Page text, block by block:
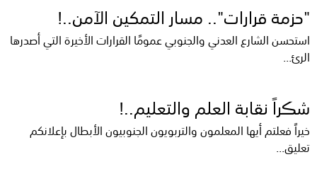
"حزمة قرارات".. مسار التمكين الآمن..!
استحسن الشارع العدني والجنوبي عمومًا القرارات الأخيرة التي أصدرها
الرئ...
شڪراً نقابة العلم والتعليم..!
خيراً فعلتم أيها المعلمون والتربويون الجنوبيون الأبطال بإعلانكم
تعليق...